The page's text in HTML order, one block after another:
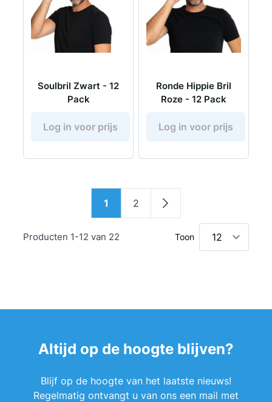
Soulbril Zwart - 12
Pack
Log in voor prijs
Ronde Hippie Bril
Roze - 12 Pack
Log in voor prijs
Producten 1-12 van 22
U lees momenteel pagina
1 Pagina
2 Pagina
Toon
Altijd op de hoogte blijven?
Blijf op de hoogte van het laatste nieuws!
Regelmatig ontvangt u van ons een mail met